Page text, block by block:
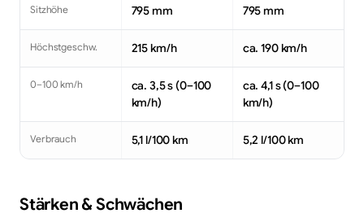
Sitzhöhe 795 mm 795 mm
Höchstgeschw. 215 km/h ca. 190 km/h
0–100 km/h
ca. 3,5 s (0–100
km/h)
ca. 4,1 s (0–100
km/h)
Verbrauch 5,1 l/100 km 5,2 l/100 km
Stärken & Schwächen